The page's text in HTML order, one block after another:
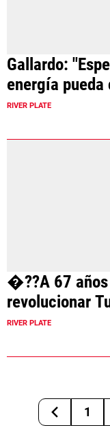
Gallardo:
energía
RIVER PLATE
�??A 67 años
revolucionar
RIVER PLATE
1